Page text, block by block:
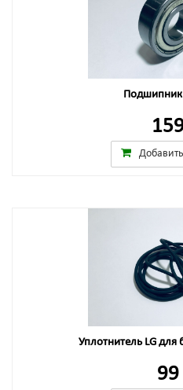
Подшипник
Уплотнитель LG для
99